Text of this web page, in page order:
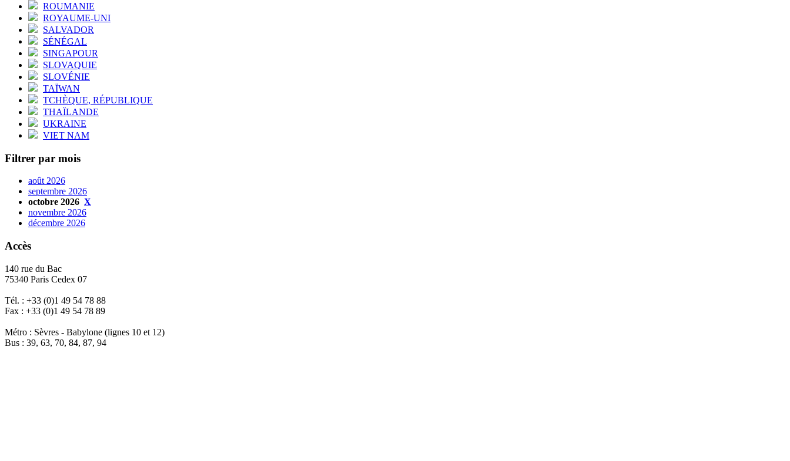
ROUMANIE
ROYAUME-UNI
SALVADOR
SÉNÉGAL
SINGAPOUR
SLOVAQUIE
SLOVÉNIE
TAÏWAN
TCHÈQUE, RÉPUBLIQUE
THAÏLANDE
UKRAINE
VIET NAM
Filtrer par mois
août 2026
septembre 2026
octobre 2026 X
novembre 2026
décembre 2026
Accès
140 rue du Bac
75340 Paris Cedex 07
Tél. : +33 (0)1 49 54 78 88
Fax : +33 (0)1 49 54 78 89
Métro : Sèvres - Babylone (lignes 10 et 12)
Bus : 39, 63, 70, 84, 87, 94